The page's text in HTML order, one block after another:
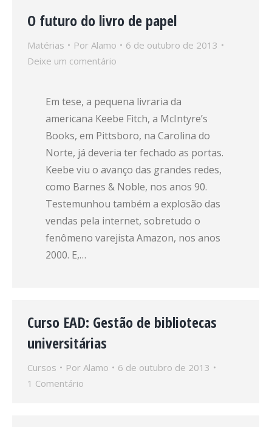
O futuro do livro de papel
Matérias Por Alamo
6 de outubro de 2013
Deixe um comentário
Em tese, a pequena livraria da
americana Keebe Fitch, a McIntyre’s
Books, em Pittsboro, na Carolina do
Norte, já deveria ter fechado as portas.
Keebe viu o avanço das grandes redes,
como Barnes & Noble, nos anos 90.
Testemunhou também a explosão das
vendas pela internet, sobretudo o
fenômeno varejista Amazon, nos anos
2000. E,…
Curso EAD: Gestão de bibliotecas
universitárias
Cursos Por Alamo
6 de outubro de 2013
1 Comentário